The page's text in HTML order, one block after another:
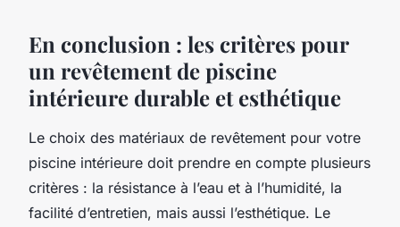
En conclusion : les critères pour
un revêtement de piscine
intérieure durable et esthétique
Le choix des matériaux de revêtement pour votre
piscine intérieure doit prendre en compte plusieurs
critères : la résistance à l’eau et à l’humidité, la
facilité d’entretien, mais aussi l’esthétique. Le